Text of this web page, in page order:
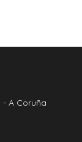
- A Coruña